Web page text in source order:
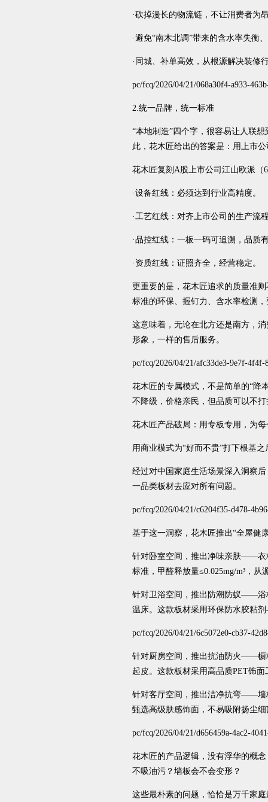
·砍掉漫长的物流链，不让消费者为
·避免“南木北调”带来的含水率失衡
·同城、补单高效，从根源解决装修
pc/fcq/2026/04/21/068a30f4-a933-
2.统一品牌，统一标准
“本地制造”四个字，很容易让人联
此，花木匠给出的答案是：用上市
花木匠复刻A股上市公司江山欧派（
·设备红线：必须达到行业高精度。
·工艺红线：对齐上市公司的生产流
·品控红线：一板一码可追溯，品质
·资质红线：证照齐全，经营稳定。
更重要的是，花木匠追求的质量准
标准的环保、握钉力、含水率检测
这意味着，无论在北方还是南方，
形象，一样的售后服务。
pc/fcq/2026/04/21/afc33de3-9e7f-4f4f-
花木匠的专属模式，不是简单的“
不降级，价格亲民，但品质可以不打
花木匠产品破局：用专板专用，为
用商业模式为“好而不贵”打下根基
经过对中国家庭生活场景深入洞察
一品类板材去应对所有问题。
pc/fcq/2026/04/21/c6204f35-d478-
基于这一洞察，花木匠推出“全屋健
针对卧室空间，推出净味亲肤——衣
标准，甲醛释放量≤0.025mg/m³，从
针对卫浴空间，推出防潮防蚁——浴
温床。这款板材采用环保防水胶粘
pc/fcq/2026/04/21/6c5072e0-cb37-
针对厨房空间，推出抗油防火——橱
起皮。这款板材采用高品质PET饰
针对客厅空间，推出洁净抗弯——墙
甄选高级肤感饰面，不易吸附扬尘
pc/fcq/2026/04/21/d656459a-4ac2-
花木匠的产品逻辑，没有浮华的概
不吸油污？墙板会不会变形？
这些最朴素的问题，恰恰是万千家